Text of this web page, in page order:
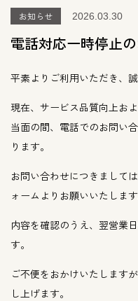
お知らせ 2026.03.30
電話対応一時停止
平素よりご利用いただき、
現在、サービス品質向上お
当面の間、電話でのお問い
ります。
お問い合わせにつきまして
ォームよりお願いいたします
内容を確認のうえ、翌営業
す。
ご不便をおかけいたします
し上げます。